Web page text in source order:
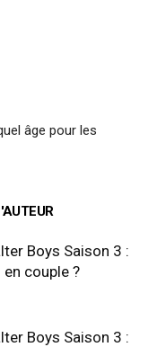
âge pour les
Boys Saison 3 :
couple ?
Boys Saison 3 :